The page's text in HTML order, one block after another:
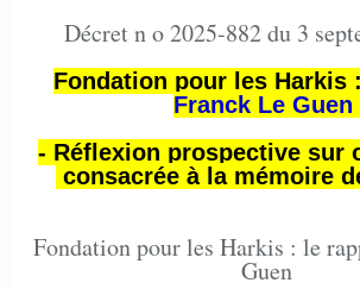
Décret n o 2025-882 du 3
Fondation pour les Harkis
Franck Le Guen
- Réflexion prospective sur
consacrée à la mémoire
Fondation pour les Harkis : le
Guen